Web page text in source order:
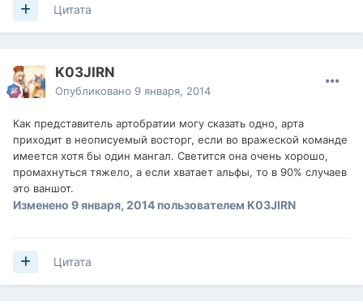
Цитата
K03JIRN
Опубликовано 9 января, 2014
Как представитель артобратии могу сказать одно, арта
приходит в неописуемый восторг, если во вражеской команде
имеется хотя бы один мангал. Светится она очень хорошо,
промахнуться тяжело, а если хватает альфы, то в 90% случаев
это ваншот.
Изменено 9 января, 2014 пользователем K03JIRN
Цитата